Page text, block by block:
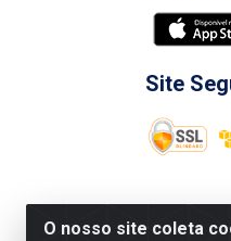
O nosso site coleta
Site